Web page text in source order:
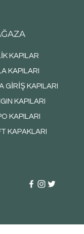
KAPILAR
KAPILARI
GİRİŞ KAPILARI
KAPILARI
KAPILARI
KAPAKLARI